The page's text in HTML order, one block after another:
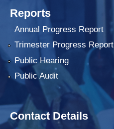
Reports
Annual Progress Report
Trimester Progress Report
Public Hearing
Public Audit
Contact Details